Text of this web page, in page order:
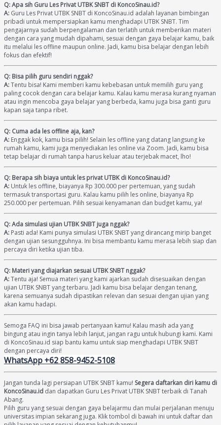
Q: Apa sih Guru Les Privat UTBK SNBT di KoncoSinau.id?
A: Guru Les Privat UTBK SNBT di KoncoSinau.id adalah layanan bimbingan
pribadi untuk mempersiapkan kamu menghadapi UTBK SNBT. Tim
pengajarnya sudah berpengalaman dan terlatih untuk memberikan materi
dengan cara yang mudah dipahami, sesuai dengan gaya belajar kamu, baik
itu melalui les offline maupun online. Jadi, kamu bisa belajar dengan lebih
fokus dan efektif!
Q: Bisa pilih guru sendiri nggak?
A:Tentu bisa! Kami memberi kamu kebebasan untuk memilih guru yang
paling cocok dengan cara belajar kamu. Kalau kamu merasa kurang nyaman
atau ingin mencoba gaya belajar yang berbeda, kamu juga bisa ganti guru
kapan saja tanpa ribet.
Q: Cuma ada les offline aja, kan?
A: Enggak kok, kamu bisa pilih! Selain les offline yang datang langsung ke
rumah kamu, kami juga menyediakan les online via Zoom. Jadi, kamu bisa
tetap belajar di rumah tanpa harus keluar atau terjebak macet, lho!
Q: Berapa sih biaya untuk les privat UTBK di KoncoSinau.id?
A: Untuk les offline, biayanya Rp 300.000 per pertemuan, yang sudah
termasuk transportasi guru. Kalau kamu pilih les online, biayanya Rp
250.000 per pertemuan. Pilih sesuai kenyamanan dan budget kamu, ya!
Q: Ada simulasi ujian UTBK SNBT juga nggak?
A: Pasti ada! Kami punya simulasi UTBK SNBT yang dirancang mirip banget
dengan ujian sesungguhnya. Ini bisa membantu kamu merasa lebih siap dan
percaya diri ketika ujian tiba.
Q: Materi yang diajarkan sesuai UTBK SNBT nggak?
A:Tentu aja! Semua materi yang kami ajarkan sudah disesuaikan dengan
ujian UTBK SNBT yang terbaru. Jadi kamu bisa belajar dengan tenang,
karena semuanya sudah dipastikan relevan dan sesuai dengan ujian yang
akan kamu hadapi.
Semoga FAQ ini bisa jawab pertanyaan kamu! Kalau masih ada yang
bingung atau ingin tanya lebih lanjut, jangan ragu untuk hubungi kami. Kami
di KoncoSinau.id siap bantu kamu untuk siap menghadapi UTBK SNBT
dengan percaya diri!
WhatsApp +62 858-9452-5108
Jangan tunda lagi persiapan UTBK SNBT kamu! Segera daftarkan diri kamu di
KoncoSinau.id dan dapatkan Guru Les Privat UTBK SNBT terbaik di Tanah
Abang.
Pilih guru yang sesuai dengan gaya belajarmu dan mulai perjalanan menuju
universitas impian sekarang juga. Klik tombol di bawah ini untuk daftar dan